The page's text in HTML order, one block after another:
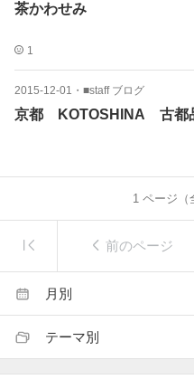
茶かわせみ
1
2015-12-01 ・ ■staff ブログ
京都 KOTOSHINA 古都
1ページ（
前のページ
月別
テーマ別